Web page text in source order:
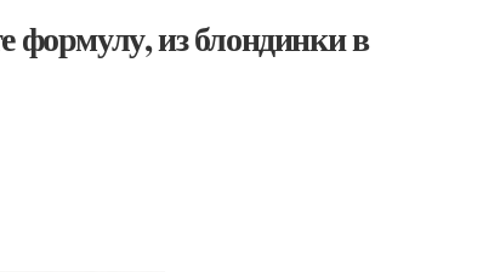
формулу, из блондинки в